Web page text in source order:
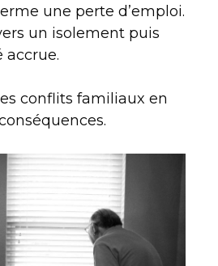
une perte d’emploi.
un isolement puis
accrue.
conflits familiaux en